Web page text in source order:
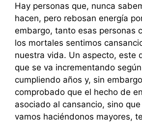
Hay personas que, nunca
hacen, pero rebosan energía
embargo, tanto esas personas
los mortales sentimos
nuestra vida. Un aspecto, este
que se va incrementando
cumpliendo años y, sin
comprobado que el hecho de
asociado al cansancio, sino
vamos haciéndonos mayores,